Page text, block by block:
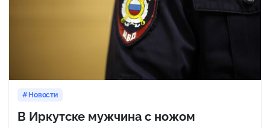
Новости
В Иркутске мужчина с ножом